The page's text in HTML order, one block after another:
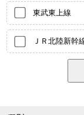
東武東上線
ＪＲ北陸新幹